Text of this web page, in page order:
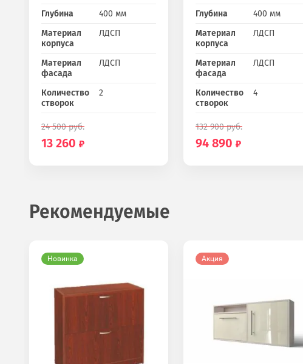
Глубина
400 мм
Материал
корпуса
ЛДСП
Материал
фасада
ЛДСП
Количество
створок
2
24 500руб.
13 260
Глубина
400 мм
Материал
корпуса
ЛДСП
Материал
фасада
ЛДСП
Количество
створок
4
132 900руб.
94 890
Рекомендуемые
Новинка Акция